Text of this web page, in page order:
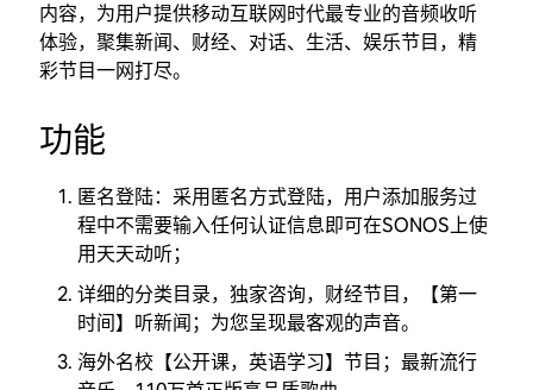
内容，为用户提供移动互联网时代最专业的音频收听
体验，聚集新闻、财经、对话、生活、娱乐节目，精
彩节目一网打尽。
功能
匿名登陆：采用匿名方式登陆，用户添加服务过
程中不需要输入任何认证信息即可在SONOS上使
用天天动听；
详细的分类目录，独家咨询，财经节目，【第一
时间】听新闻；为您呈现最客观的声音。
海外名校【公开课，英语学习】节目；最新流行